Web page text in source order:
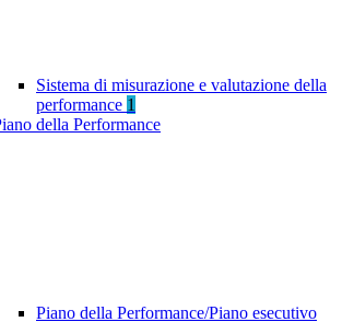
Sistema di misurazione e valutazione della
performance 1
della Performance
Piano della Performance/Piano esecutivo